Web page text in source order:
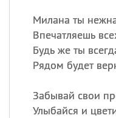
Милана ты
Впечатляешь
Будь же ты
Рядом будет
Забывай свои
Улыбайся и